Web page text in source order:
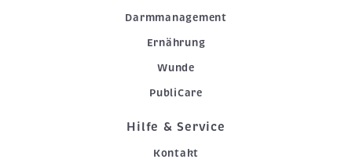
Darmmanagement
Ernährung
Wunde
PubliCare
Hilfe & Service
Kontakt